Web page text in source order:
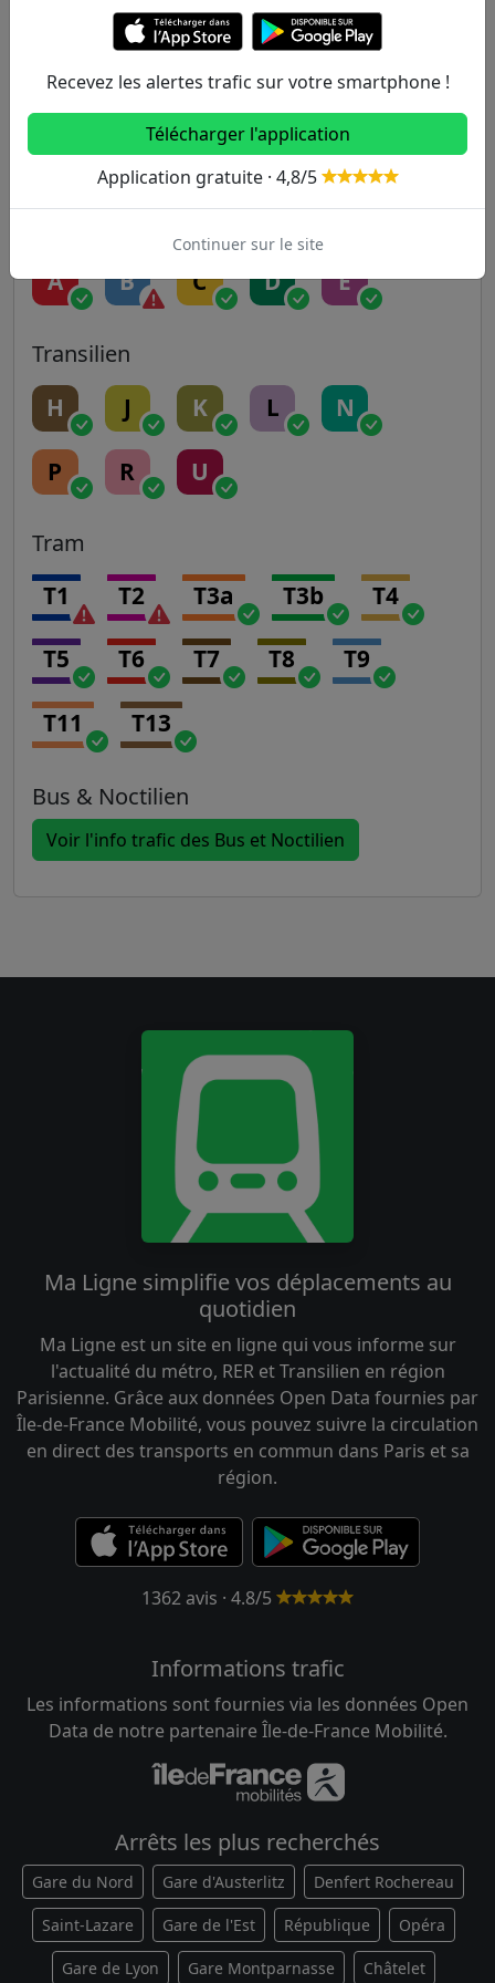
6 7 7B 8
9 10 11 12 13
14
A B C D E
Transilien
H J K L N
P R U
Tram
T1 T2 T3a T3b T4
T5 T6 T7 T8 T9
T11 T13
Bus & Noctilien
Voir l'info trafic des Bus et Noctilien
Ma Ligne simplifie vos déplacements au
quotidien
Ma Ligne est un site en ligne qui vous informe sur
l'actualité du métro, RER et Transilien en région
Parisienne. Grâce aux données Open Data fournies par
Île-de-France Mobilité, vous pouvez suivre la circulation
en direct des transports en commun dans Paris et sa
région.
1362 avis · 4.8/5
Informations trafic
Les informations sont fournies via les données Open
Data de notre partenaire Île-de-France Mobilité.
Arrêts les plus recherchés
Gare du Nord Gare d'Austerlitz Denfert Rochereau
Saint-Lazare Gare de l'Est République Opéra
Gare de Lyon Gare Montparnasse Châtelet
Recevez les alertes trafic sur votre smartphone !
Télécharger l'application
Application gratuite · 4,8/5
Continuer sur le site